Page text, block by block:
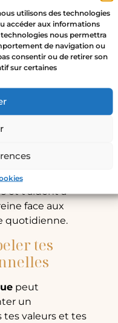
utilisons des technologies
accéder aux informations
technologies nous permettra
de navigation ou
consentir ou de retirer son
sur certaines
Un bijou avec
, comme une
talisman pour te
capacité
quel défi avec
le corps
intérieur.
agissent
et t’aident à
face aux
quotidienne.
tes
peut
un
valeurs et tes